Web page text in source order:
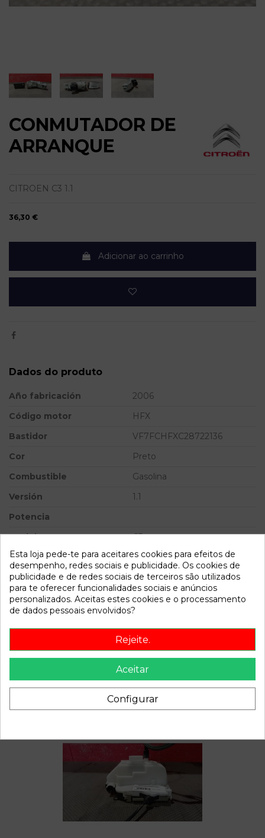
CONMUTADOR DE
ARRANQUE
CITROEN C3 1.1
36,30 €
Adicionar ao carrinho
Dados do produto
Año fabricación
2006
Código motor
HFX
Bastidor
VF7FCHFXC28722136
Cor
Preto
Combustible
Gasolina
Versión
1.1
Potencia
Modelo
C3
Referência 805858
Disponível a partir de: 2022-04-06
Descrição
Recambio de conmutador de arranque para citroen c3 1.1
referencia OEM IAM
Também poderá gostar
Esta loja pede-te para aceitares cookies para efeitos de
desempenho, redes sociais e publicidade. Os cookies de
publicidade e de redes sociais de terceiros são utilizados
para te oferecer funcionalidades sociais e anúncios
personalizados. Aceitas estes cookies e o processamento
de dados pessoais envolvidos?
Rejeite.
Aceitar
Configurar